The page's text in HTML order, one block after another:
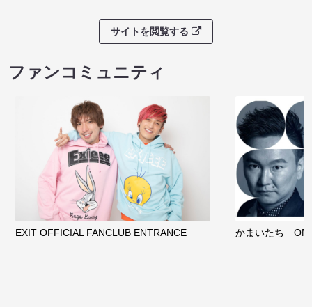
サイトを閲覧する
ファンコミュニティ
EXIT OFFICIAL FANCLUB ENTRANCE かまいたち